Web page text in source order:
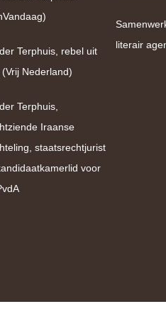
Terphuis, rebel uit
(Vrij Nederland)
Terphuis,
Iraanse
staatsrechtjurist
voor
literair